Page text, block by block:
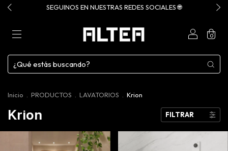
SEGUINOS EN NUESTRAS REDES SOCIALES 🌐
0
Inicio PRODUCTOS LAVATORIOS Krion
Krion FILTRAR